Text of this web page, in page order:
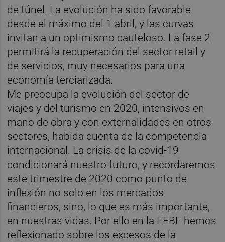
de túnel. La evolución ha sido favorable
desde el máximo del 1 abril, y las curvas
invitan a un optimismo cauteloso. La fase 2
permitirá la recuperación del sector retail y
de servicios, muy necesarios para una
economía terciarizada.
Me preocupa la evolución del sector de
viajes y del turismo en 2020, intensivos en
mano de obra y con externalidades en otros
sectores, habida cuenta de la competencia
internacional. La crisis de la covid-19
condicionará nuestro futuro, y recordaremos
este trimestre de 2020 como punto de
inflexión no solo en los mercados
financieros, sino, lo que es más importante,
en nuestras vidas. Por ello en la FEBF hemos
reflexionado sobre los excesos de la